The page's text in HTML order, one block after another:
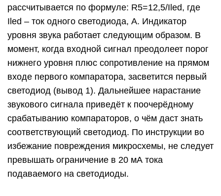
рассчитывается по формуле: R5=12,5/Iled, где
Iled – ток одного светодиода, А. Индикатор
уровня звука работает следующим образом. В
момент, когда входной сигнал преодолеет порог
нижнего уровня плюс сопротивление на прямом
входе первого компаратора, засветится первый
светодиод (вывод 1). Дальнейшее нарастание
звукового сигнала приведёт к поочерёдному
срабатыванию компараторов, о чём даст знать
соответствующий светодиод. По инструкции во
избежание повреждения микросхемы, не следует
превышать ограничение в 20 мА тока
подаваемого на светодиоды.